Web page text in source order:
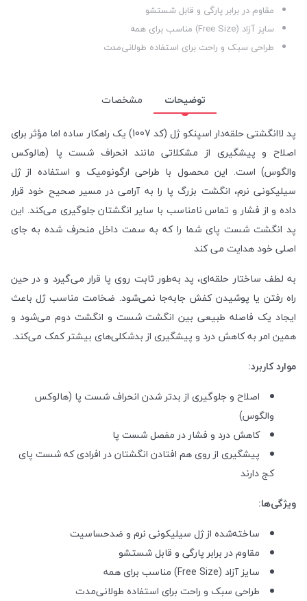
مقاوم در برابر پارگی و قابل شستشو
سایز آزاد (Free Size) مناسب برای همه
طراحی سبک و راحت برای استفاده طولانی‌مدت
توضیحات
مشخصات
پد لاانگشتی حلقه‌دار اسپنکو ژل (کد 1007) یک راهکار ساده اما مؤثر برای
اصلاح و پیشگیری از مشکلاتی مانند انحراف شست پا (هالوکس
والگوس) است. این محصول با طراحی ارگونومیک و استفاده از ژل
سیلیکونی نرم، انگشت بزرگ پا را به آرامی در مسیر صحیح خود قرار
داده و از فشار و تماس نامناسب با سایر انگشتان جلوگیری می‌کند. این
پد انگشت شست پای شما را که به سمت داخل منحرف شده به جای
اصلی خود هدایت می کند
به لطف ساختار حلقه‌ای، پد به‌طور ثابت روی پا قرار می‌گیرد و در حین
راه رفتن یا پوشیدن کفش جابه‌جا نمی‌شود. ضخامت مناسب ژل باعث
ایجاد یک فاصله طبیعی بین انگشت شست و انگشت دوم می‌شود و
همین امر به کاهش درد و پیشگیری از بدشکلی‌های بیشتر کمک می‌کند.
موارد کاربرد:
اصلاح و جلوگیری از بدتر شدن انحراف شست پا (هالوکس
والگوس)
کاهش درد و فشار در مفصل شست پا
پیشگیری از روی هم افتادن انگشتان در افرادی که شست پای
کج دارند
ویژگی‌ها:
ساخته‌شده از ژل سیلیکونی نرم و ضدحساسیت
مقاوم در برابر پارگی و قابل شستشو
سایز آزاد (Free Size) مناسب برای همه
طراحی سبک و راحت برای استفاده طولانی‌مدت